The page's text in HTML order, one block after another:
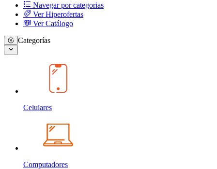
Navegar por categorias
Ver Hiperofertas
Ver Catálogo
Categorías
Celulares
Computadores